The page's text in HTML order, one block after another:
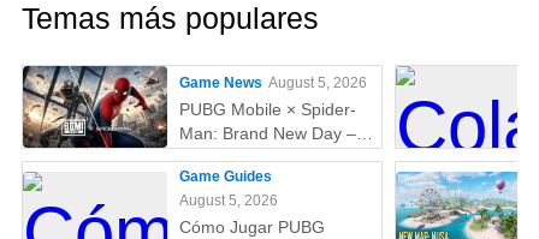
Temas más populares
Game News August 5, 2026
PUBG Mobile × Spider-
Man: Brand New Day –
Todo lo que debes saber:
skins, fecha,
recompensas y más
Game Guides
August 5, 2026
Cómo Jugar PUBG